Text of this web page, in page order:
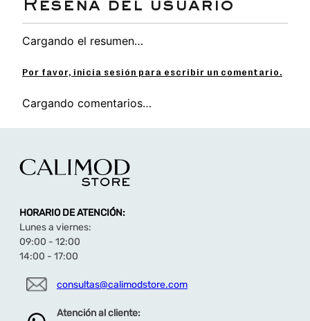
Cargando el resumen…
Por favor, inicia sesión para escribir un comentario.
Cargando comentarios…
HORARIO DE ATENCIÓN:
Lunes a viernes:
09:00 - 12:00
14:00 - 17:00
consultas@calimodstore.com
Atención al cliente: